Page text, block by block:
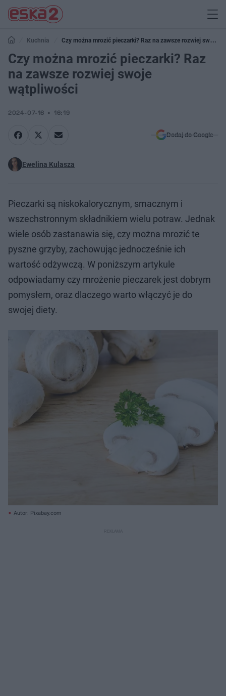
Kuchnia
Czy można mrozić pieczarki? Raz na zawsze rozwiej swoje
wątpliwości
Czy można mrozić pieczarki? Raz
na zawsze rozwiej swoje
wątpliwości
2024-07-16 16:19
Dodaj do Google
Ewelina Kulasza
Pieczarki są niskokalorycznym, smacznym i
wszechstronnym składnikiem wielu potraw. Jednak
wiele osób zastanawia się, czy można mrozić te
pyszne grzyby, zachowując jednocześnie ich
wartość odżywczą. W poniższym artykule
odpowiadamy czy mrożenie pieczarek jest dobrym
pomysłem, oraz dlaczego warto włączyć je do
swojej diety.
Autor: Pixabay.com